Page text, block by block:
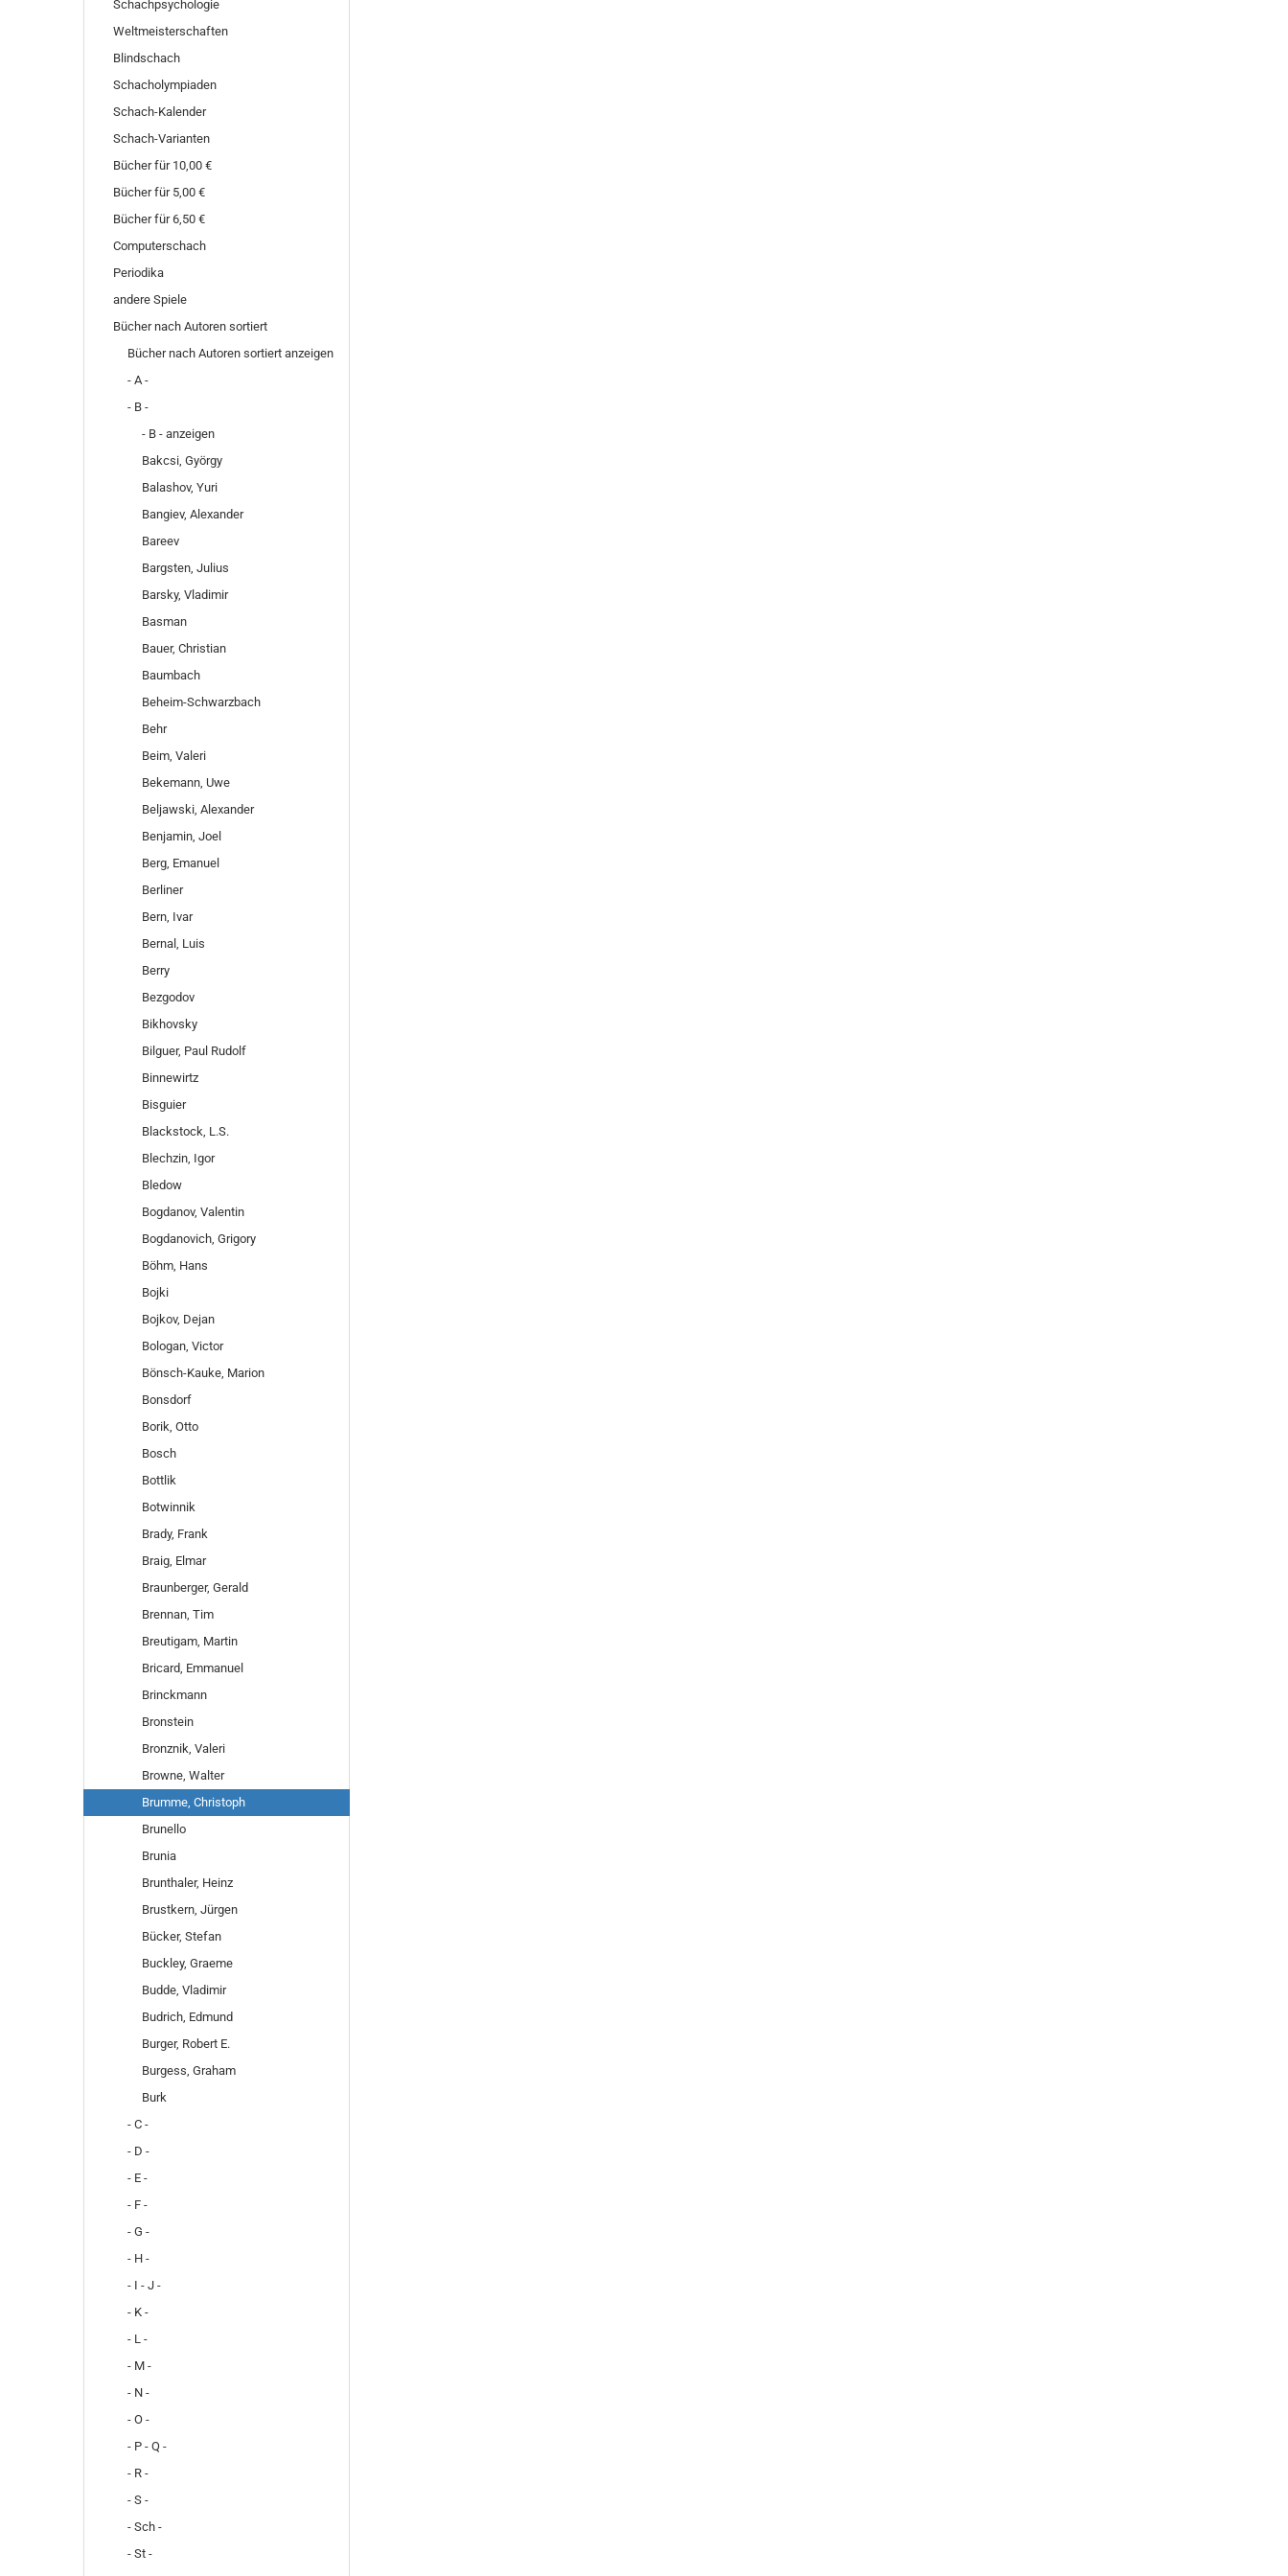
Schachpsychologie
Weltmeisterschaften
Blindschach
Schacholympiaden
Schach-Kalender
Schach-Varianten
Bücher für 10,00 €
Bücher für 5,00 €
Bücher für 6,50 €
Computerschach
Periodika
andere Spiele
Bücher nach Autoren sortiert
Bücher nach Autoren sortiert anzeigen
- A -
- B -
- B - anzeigen
Bakcsi, György
Balashov, Yuri
Bangiev, Alexander
Bareev
Bargsten, Julius
Barsky, Vladimir
Basman
Bauer, Christian
Baumbach
Beheim-Schwarzbach
Behr
Beim, Valeri
Bekemann, Uwe
Beljawski, Alexander
Benjamin, Joel
Berg, Emanuel
Berliner
Bern, Ivar
Bernal, Luis
Berry
Bezgodov
Bikhovsky
Bilguer, Paul Rudolf
Binnewirtz
Bisguier
Blackstock, L.S.
Blechzin, Igor
Bledow
Bogdanov, Valentin
Bogdanovich, Grigory
Böhm, Hans
Bojki
Bojkov, Dejan
Bologan, Victor
Bönsch-Kauke, Marion
Bonsdorf
Borik, Otto
Bosch
Bottlik
Botwinnik
Brady, Frank
Braig, Elmar
Braunberger, Gerald
Brennan, Tim
Breutigam, Martin
Bricard, Emmanuel
Brinckmann
Bronstein
Bronznik, Valeri
Browne, Walter
Brumme, Christoph
Brunello
Brunia
Brunthaler, Heinz
Brustkern, Jürgen
Bücker, Stefan
Buckley, Graeme
Budde, Vladimir
Budrich, Edmund
Burger, Robert E.
Burgess, Graham
Burk
- C -
- D -
- E -
- F -
- G -
- H -
- I - J -
- K -
- L -
- M -
- N -
- O -
- P - Q -
- R -
- S -
- Sch -
- St -